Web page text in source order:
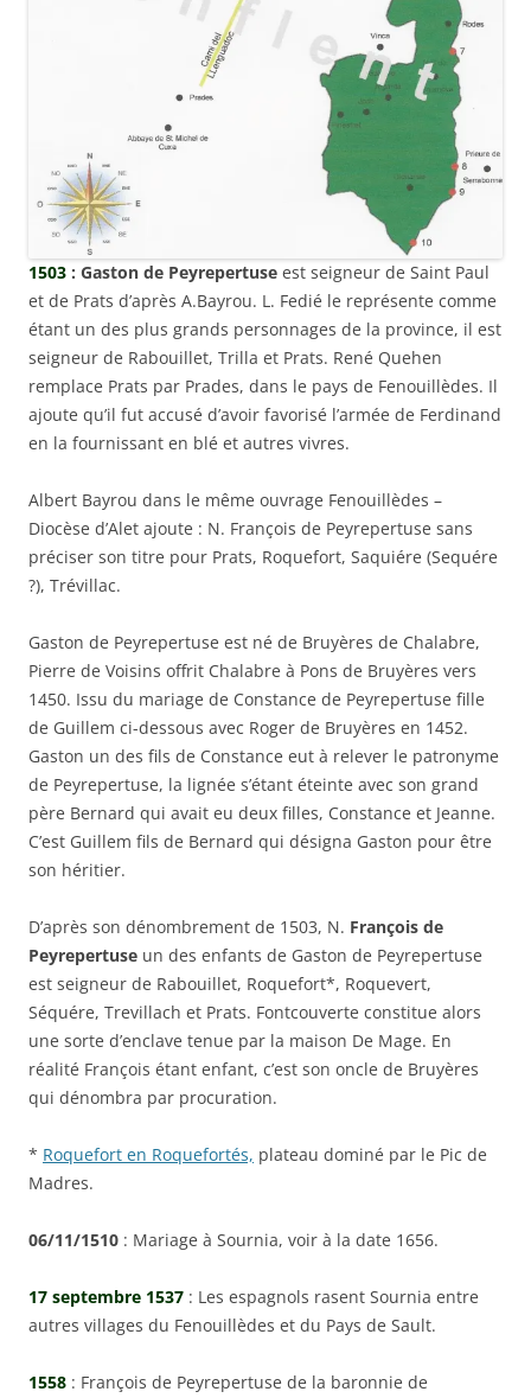
1503 : Gaston de Peyrepertuse est seigneur de Saint Paul
et de Prats d’après A.Bayrou. L. Fedié le représente comme
étant un des plus grands personnages de la province, il est
seigneur de Rabouillet, Trilla et Prats. René Quehen
remplace Prats par Prades, dans le pays de Fenouillèdes. Il
ajoute qu’il fut accusé d’avoir favorisé l’armée de Ferdinand
en la fournissant en blé et autres vivres.
Albert Bayrou dans le même ouvrage Fenouillèdes –
Diocèse d’Alet ajoute : N. François de Peyrepertuse sans
préciser son titre pour Prats, Roquefort, Saquiére (Sequére
?), Trévillac.
Gaston de Peyrepertuse est né de Bruyères de Chalabre,
Pierre de Voisins offrit Chalabre à Pons de Bruyères vers
1450. Issu du mariage de Constance de Peyrepertuse fille
de Guillem ci-dessous avec Roger de Bruyères en 1452.
Gaston un des fils de Constance eut à relever le patronyme
de Peyrepertuse, la lignée s’étant éteinte avec son grand
père Bernard qui avait eu deux filles, Constance et Jeanne.
C’est Guillem fils de Bernard qui désigna Gaston pour être
son héritier.
D’après son dénombrement de 1503, N. François de
Peyrepertuse un des enfants de Gaston de Peyrepertuse
est seigneur de Rabouillet, Roquefort*, Roquevert,
Séquére, Trevillach et Prats. Fontcouverte constitue alors
une sorte d’enclave tenue par la maison De Mage. En
réalité François étant enfant, c’est son oncle de Bruyères
qui dénombra par procuration.
* Roquefort en Roquefortés, plateau dominé par le Pic de
Madres.
06/11/1510 : Mariage à Sournia, voir à la date 1656.
17 septembre 1537 : Les espagnols rasent Sournia entre
autres villages du Fenouillèdes et du Pays de Sault.
1558 : François de Peyrepertuse de la baronnie de